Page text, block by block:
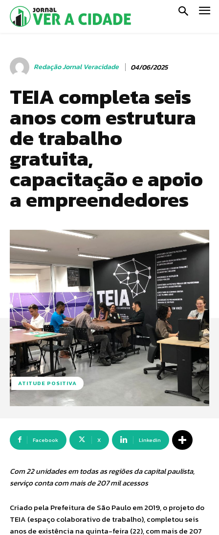
Redação Jornal Veracidade 04/06/2025
TEIA completa seis
anos com estrutura
de trabalho
gratuita,
capacitação e apoio
a empreendedores
ATITUDE POSITIVA
Facebook X Linkedin
Com 22 unidades em todas as regiões da capital paulista,
serviço conta com mais de 207 mil acessos
Criado pela Prefeitura de São Paulo em 2019, o projeto do
TEIA (espaço colaborativo de trabalho), completou seis
anos de existência na quinta-feira (22), com mais de 207